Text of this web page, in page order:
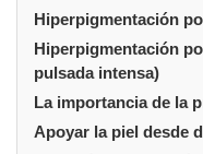
Hiperpigmentación
Hiperpigmentación
pulsada intensa)
La importancia de la
Apoyar la piel desde